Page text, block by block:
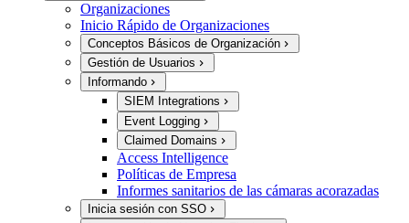
Organizaciones
Inicio Rápido de Organizaciones
Conceptos Básicos de Organización
Gestión de Usuarios
Informando
SIEM Integrations
Event Logging
Claimed Domains
Access Intelligence
Políticas de Empresa
Informes sanitarios de las cámaras acorazadas
Inicia sesión con SSO